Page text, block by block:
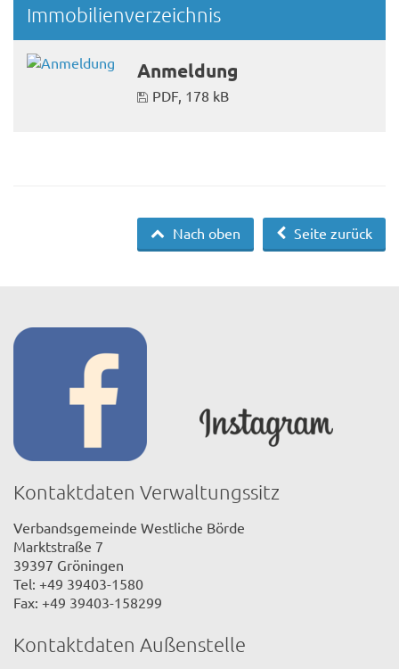
Immobilienverzeichnis
Anmeldung
PDF, 178 kB
Seite zurück
Nach oben
Kontaktdaten Verwaltungssitz
Verbandsgemeinde Westliche Börde
Marktstraße 7
39397 Gröningen
Tel: +49 39403-1580
Fax: +49 39403-158299
Kontaktdaten Außenstelle